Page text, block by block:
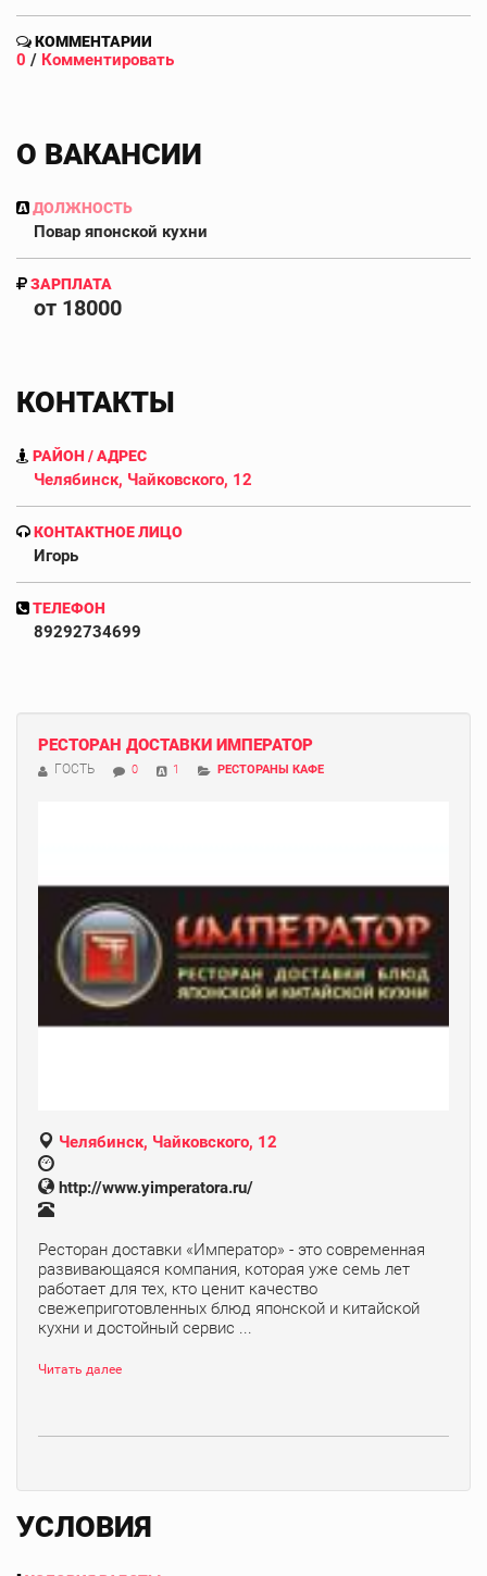
КОММЕНТАРИИ
0 / Комментировать
О ВАКАНСИИ
ДОЛЖНОСТЬ
Повар японской кухни
ЗАРПЛАТА
от 18000
КОНТАКТЫ
РАЙОН / АДРЕС
Челябинск, Чайковского, 12
КОНТАКТНОЕ ЛИЦО
Игорь
ТЕЛЕФОН
89292734699
РЕСТОРАН ДОСТАВКИ ИМПЕРАТОР
ГОСТЬ 0 1 РЕСТОРАНЫ КАФЕ
Челябинск, Чайковского, 12
http://www.yimperatora.ru/
Ресторан доставки «Император» - это современная
развивающаяся компания, которая уже семь лет
работает для тех, кто ценит качество
свежеприготовленных блюд японской и китайской
кухни и достойный сервис ...
Читать далее
УСЛОВИЯ